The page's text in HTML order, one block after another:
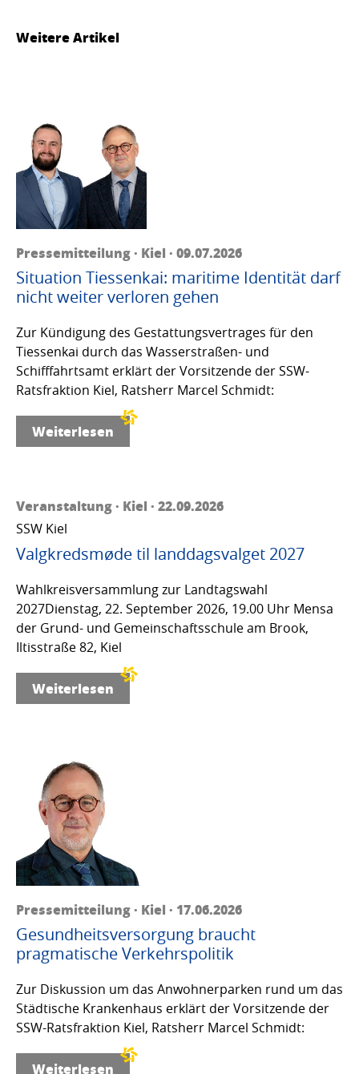
Weitere Artikel
Pressemitteilung · Kiel · 09.07.2026
Situation Tiessenkai: maritime Identität darf
nicht weiter verloren gehen
Zur Kündigung des Gestattungsvertrages für den
Tiessenkai durch das Wasserstraßen- und
Schifffahrtsamt erklärt der Vorsitzende der SSW-
Ratsfraktion Kiel, Ratsherr Marcel Schmidt:
Weiterlesen
Veranstaltung · Kiel · 22.09.2026
SSW Kiel
Valgkredsmøde til landdagsvalget 2027
Wahlkreisversammlung zur Landtagswahl
2027Dienstag, 22. September 2026, 19.00 Uhr Mensa
der Grund- und Gemeinschaftsschule am Brook,
Iltisstraße 82, Kiel
Weiterlesen
Pressemitteilung · Kiel · 17.06.2026
Gesundheitsversorgung braucht
pragmatische Verkehrspolitik
Zur Diskussion um das Anwohnerparken rund um das
Städtische Krankenhaus erklärt der Vorsitzende der
SSW-Ratsfraktion Kiel, Ratsherr Marcel Schmidt:
Weiterlesen